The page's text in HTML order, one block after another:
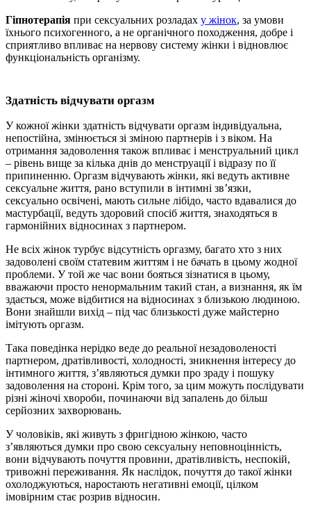
Гіпнотерапія при сексуальних розладах у жінок, за умови
їхнього психогенного, а не органічного походження, добре і
сприятливо впливає на нервову систему жінки і відновлює
функціональність організму.
Здатність відчувати оргазм
У кожної жінки здатність відчувати оргазм індивідуальна,
непостійна, змінюється зі зміною партнерів і з віком. На
отримання задоволення також впливає і менструальний цикл
– рівень вище за кілька днів до менструації і відразу по її
припиненню. Оргазм відчувають жінки, які ведуть активне
сексуальне життя, рано вступили в інтимні зв’язки,
сексуально освічені, мають сильне лібідо, часто вдавалися до
мастурбації, ведуть здоровий спосіб життя, знаходяться в
гармонійних відносинах з партнером.
Не всіх жінок турбує відсутність оргазму, багато хто з них
задоволені своїм статевим життям і не бачать в цьому жодної
проблеми. У той же час вони бояться зізнатися в цьому,
вважаючи просто ненормальним такий стан, а визнання, як їм
здається, може відбитися на відносинах з близькою людиною.
Вони знайшли вихід – під час близькості дуже майстерно
імітують оргазм.
Така поведінка нерідко веде до реальної незадоволеності
партнером, дратівливості, холодності, зникнення інтересу до
інтимного життя, з’являються думки про зраду і пошуку
задоволення на стороні. Крім того, за цим можуть послідувати
різні жіночі хвороби, починаючи від запалень до більш
серйозних захворювань.
У чоловіків, які живуть з фригідною жінкою, часто
з’являються думки про свою сексуальну неповноцінність,
вони відчувають почуття провини, дратівливість, неспокій,
тривожні переживання. Як наслідок, почуття до такої жінки
охолоджуються, наростають негативні емоції, цілком
імовірним стає розрив відносин.